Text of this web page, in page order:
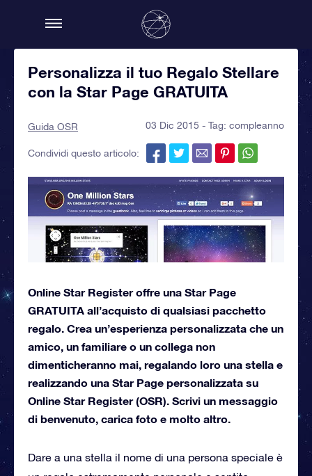
Personalizza il tuo Regalo Stellare
con la Star Page GRATUITA
Guida OSR 03 Dic 2015 - Tag: compleanno
Condividi questo articolo:
Online Star Register offre una Star Page
GRATUITA all’acquisto di qualsiasi pacchetto
regalo. Crea un’esperienza personalizzata che un
amico, un familiare o un collega non
dimenticheranno mai, regalando loro una stella e
realizzando una Star Page personalizzata su
Online Star Register (OSR). Scrivi un messaggio
di benvenuto, carica foto e molto altro.
Dare a una stella il nome di una persona speciale è